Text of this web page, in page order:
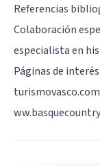
Referencias
Colaboración
especialista en
Páginas de interés:
turismovasco.com